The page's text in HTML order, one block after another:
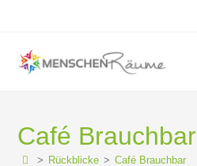
Café Brauchbar
> Rückblicke > Café Brauchbar